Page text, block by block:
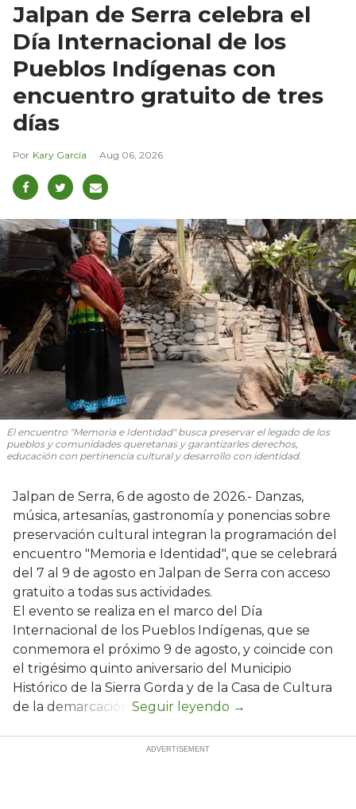
Jalpan de Serra celebra el
Día Internacional de los
Pueblos Indígenas con
encuentro gratuito de tres
días
Kary García Aug 06, 2026
El encuentro "Memoria e Identidad" busca preservar el legado de los
pueblos y comunidades queretanas y garantizarles derechos,
educación con pertinencia cultural y desarrollo con identidad.
Jalpan de Serra, 6 de agosto de 2026.- Danzas,
música, artesanías, gastronomía y ponencias sobre
preservación cultural integran la programación del
encuentro "Memoria e Identidad", que se celebrará
del 7 al 9 de agosto en Jalpan de Serra con acceso
gratuito a todas sus actividades.
El evento se realiza en el marco del Día
Internacional de los Pueblos Indígenas, que se
conmemora el próximo 9 de agosto, y coincide con
el trigésimo quinto aniversario del Municipio
Histórico de la Sierra Gorda y de la Casa de Cultura
de la demarcación.